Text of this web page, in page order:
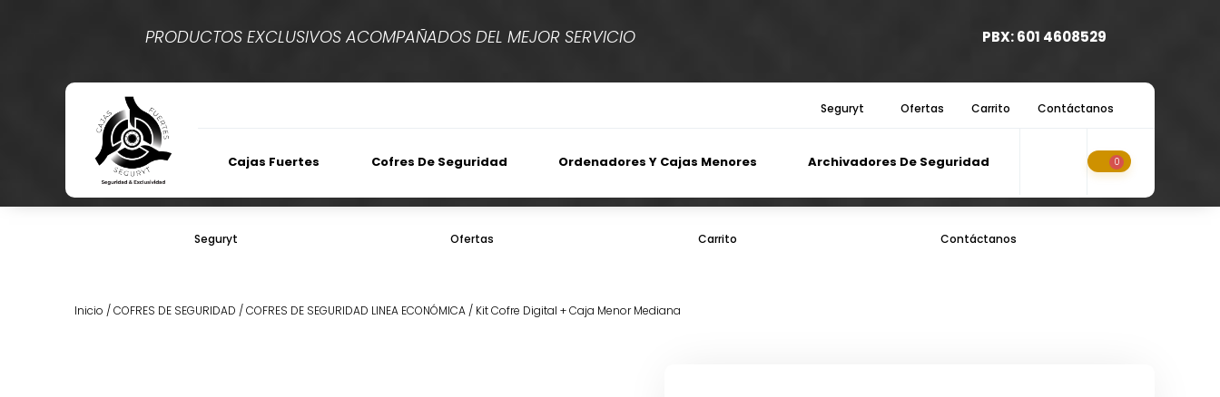
PRODUCTOS EXCLUSIVOS ACOMPAÑADOS DEL MEJOR SERVICIO PBX: 601 4608529
Seguryt Ofertas Carrito Contáctanos
Cajas Fuertes Cofres De Seguridad Ordenadores Y Cajas Menores Archivadores De Seguridad 0
Seguryt Ofertas Carrito Contáctanos
Inicio /COFRES DE SEGURIDAD /COFRES DE SEGURIDAD LINEA ECONÓMICA / Kit Cofre Digital + Caja Menor Mediana